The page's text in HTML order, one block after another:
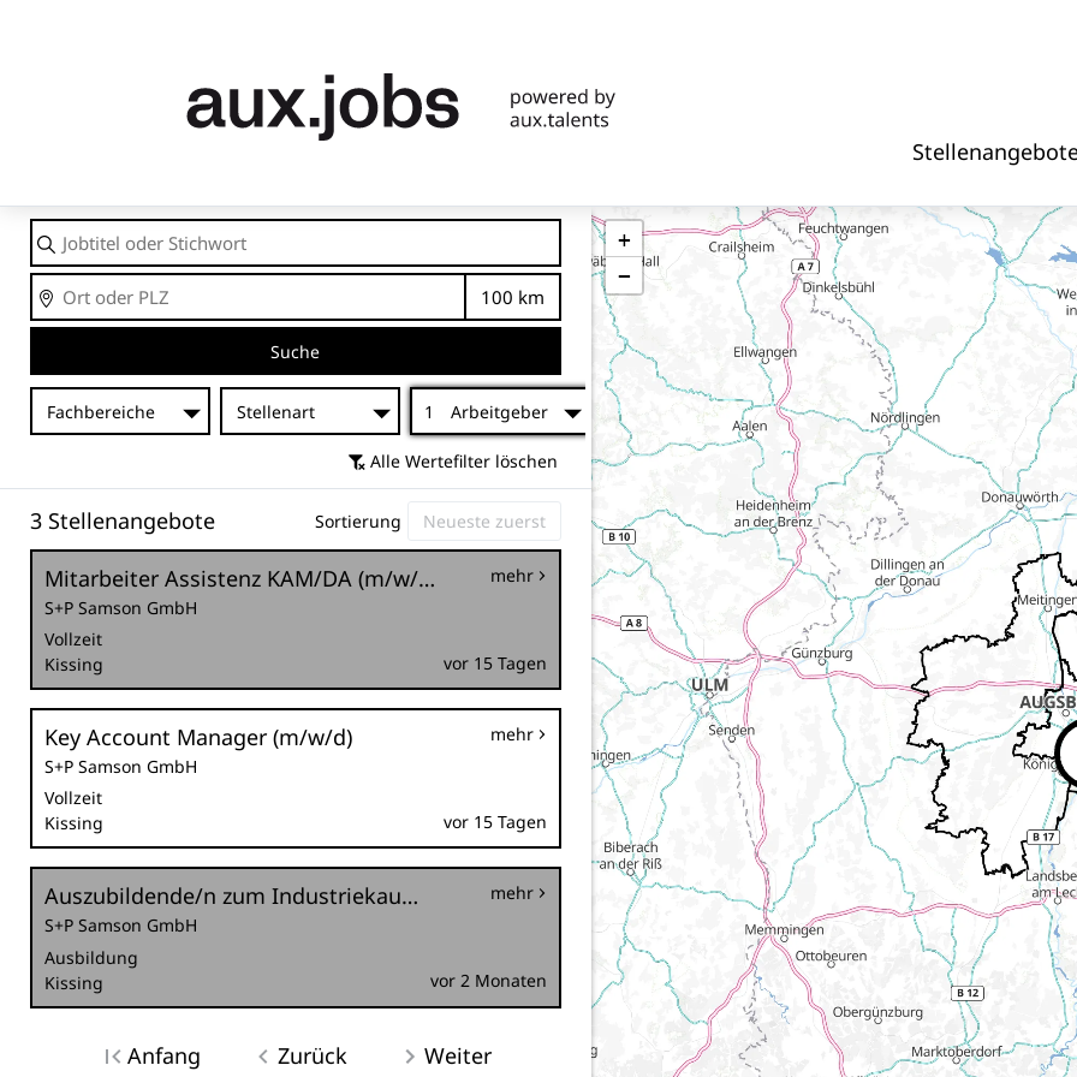
Jobtitel
oder
Stichwort
Ort
Entfernung
Suche
Fachbereiche Stellenart 1 Arbeitgeber
Alle Wertefilter löschen
3 Stellenangebote Sortierung
Mitarbeiter Assistenz KAM/DA (m/w/d)
S+P Samson GmbH
Vollzeit
Kissing
mehr
vor 15 Tagen
Key Account Manager (m/w/d)
S+P Samson GmbH
Vollzeit
Kissing
mehr
vor 15 Tagen
Auszubildende/n zum Industriekaufmann (m/w/d)
S+P Samson GmbH
Ausbildung
Kissing
mehr
vor 2 Monaten
Anfang Zurück Weiter
+
−